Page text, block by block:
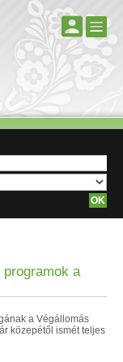
a
a Végállomás
közepétől ismét teljes